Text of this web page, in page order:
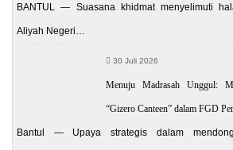
BANTUL — Suasana khidmat menyelimuti
Aliyah Negeri…
30 Juli 2026
Menuju Madrasah Unggul:
“Gizero Canteen” dalam FGD
Bantul — Upaya strategis dalam